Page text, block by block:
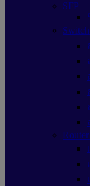
SFP